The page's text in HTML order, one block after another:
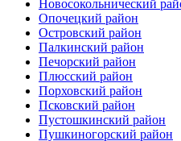
Новосокольнический
Опочецкий район
Островский район
Палкинский район
Печорский район
Плюсский район
Порховский район
Псковский район
Пустошкинский район
Пушкиногорский район